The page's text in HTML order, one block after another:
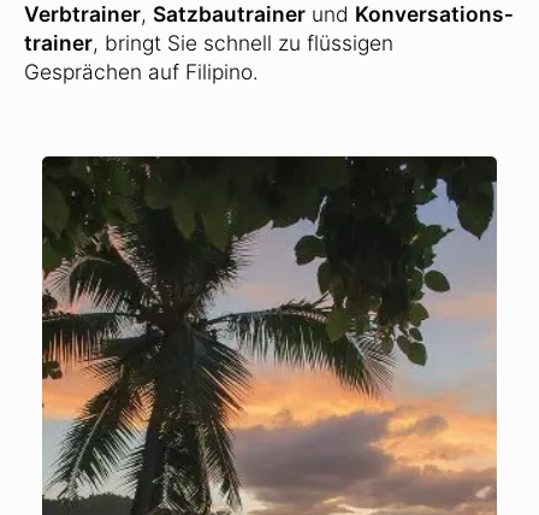
Verbtrainer, Satzbautrainer und Konversations­
trainer, bringt Sie schnell zu flüssigen
Gesprächen auf Filipino.